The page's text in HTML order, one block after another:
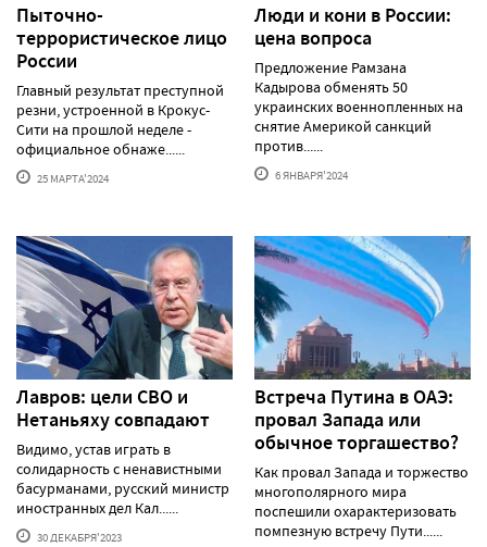
Пыточно-
террористическое лицо
России
Главный результат преступной
резни, устроенной в Крокус-
Сити на прошлой неделе -
официальное обнаже......
25 МАРТА'2024
Люди и кони в России:
цена вопроса
Предложение Рамзана
Кадырова обменять 50
украинских военнопленных на
снятие Америкой санкций
против......
6 ЯНВАРЯ'2024
Лавров: цели СВО и
Нетаньяху совпадают
Видимо, устав играть в
солидарность с ненавистными
басурманами, русский министр
иностранных дел Кал......
30 ДЕКАБРЯ'2023
Встреча Путина в ОАЭ:
провал Запада или
обычное торгашество?
Как провал Запада и торжество
многополярного мира
поспешили охарактеризовать
помпезную встречу Пути......